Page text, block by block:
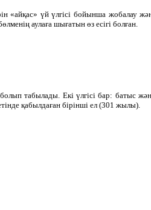
үй үлгісі бойынша жобалау
аулаға шығатын өз есігі болған.
табылады. Екі үлгісі бар: батыс
қабылдаған бірінші ел (301 жылы).